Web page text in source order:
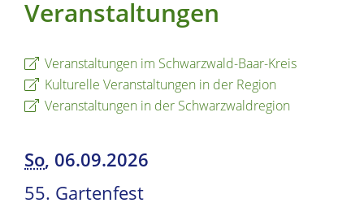
Veranstaltungen
Veranstaltungen im Schwarzwald-Baar-Kreis
Kulturelle Veranstaltungen in der Region
Veranstaltungen in der Schwarzwaldregion
So, 06.09.2026
55. Gartenfest